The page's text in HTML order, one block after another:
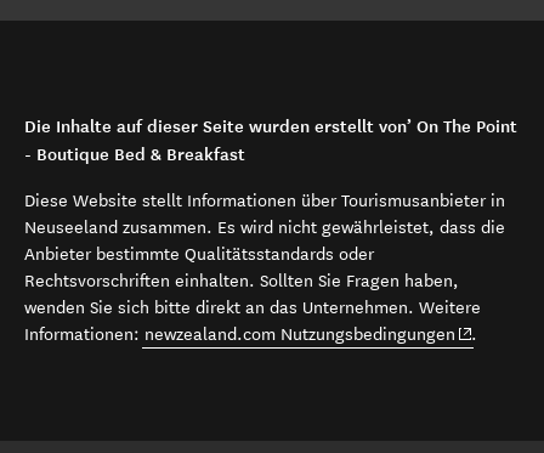
Die Inhalte auf dieser Seite wurden erstellt von’ On The Point
- Boutique Bed & Breakfast
Diese Website stellt Informationen über Tourismusanbieter in
Neuseeland zusammen. Es wird nicht gewährleistet, dass die
Anbieter bestimmte Qualitätsstandards oder
Rechtsvorschriften einhalten. Sollten Sie Fragen haben,
wenden Sie sich bitte direkt an das Unternehmen. Weitere
Informationen: newzealand.com Nutzungsbedingungen (opens in
.